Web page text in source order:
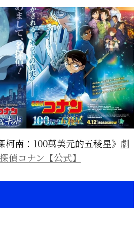
南：100萬美元的五稜星》 劇
偵コナン【公式】